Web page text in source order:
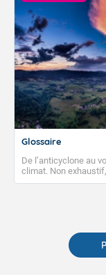
Glossaire
De l’anticyclone au
climat. Non
publications. Vous y